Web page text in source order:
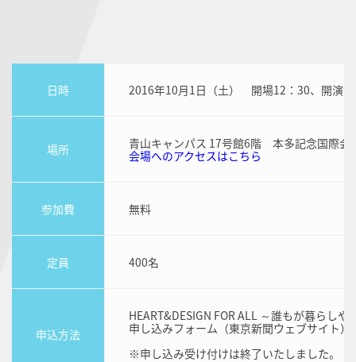
日時 2016年10月1日（土） 開場12：30、開演
場所
青山キャンパス 17号館6階 本多記念国際会
会場へのアクセスはこちら
参加費 無料
定員 400名
申込方法
HEART&DESIGN FOR ALL ～誰もが暮らし
申し込みフォーム（東京新聞ウェブサイト）
※申し込み受け付けは終了いたしました。